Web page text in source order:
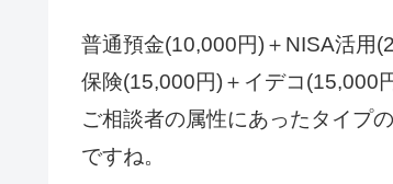
普通預金(10,000円)＋NISA活用
保険(15,000円)＋イデコ(15,000
ご相談者の属性にあったタイプ
ですね。